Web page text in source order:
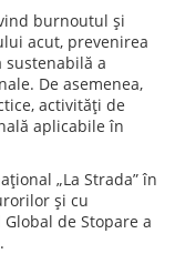
burnoutul și
acut, prevenirea
a
De asemenea,
activități de
aplicabile în
„La Strada” în
și cu
de Stopare a